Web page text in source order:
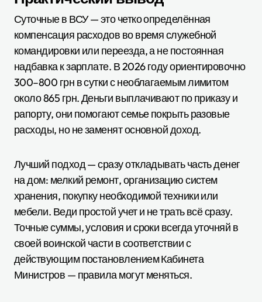
Суточные в ВСУ — это четко определённая
компенсация расходов во время служебной
командировки или переезда, а не постоянная
надбавка к зарплате. В 2026 году ориентировочно
300–800 грн в сутки с необлагаемым лимитом
около 865 грн. Деньги выплачивают по приказу и
рапорту, они помогают семье покрыть разовые
расходы, но не заменят основной доход.
Лучший подход — сразу откладывать часть денег
на дом: мелкий ремонт, организацию систем
хранения, покупку необходимой техники или
мебели. Веди простой учет и не трать всё сразу.
Точные суммы, условия и сроки всегда уточняй в
своей воинской части в соответствии с
действующим постановлением Кабинета
Министров — правила могут меняться.